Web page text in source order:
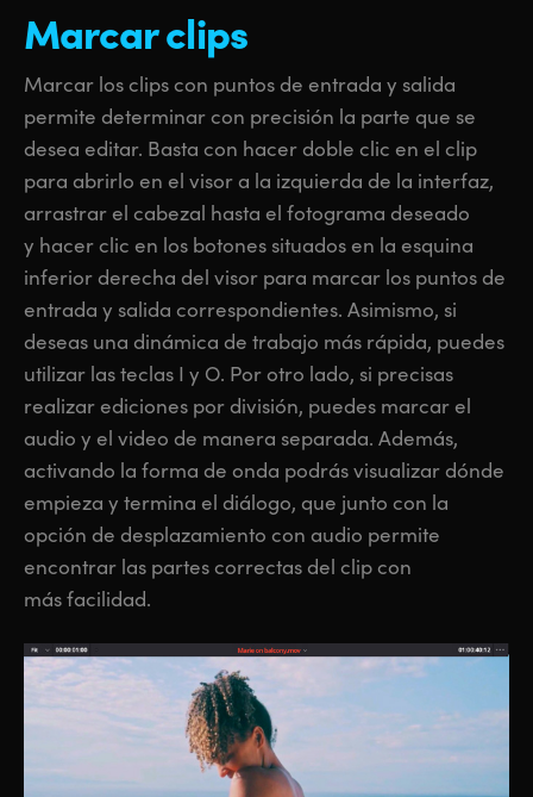
Marcar clips
Marcar los clips con puntos de entrada y salida
permite determinar con precisión la parte que se
desea editar. Basta con hacer doble clic en el clip
para abrirlo en el visor a la izquierda de la interfaz,
arrastrar el cabezal hasta el fotograma deseado
y hacer clic en los botones situados en la esquina
inferior derecha del visor para marcar los puntos de
entrada y salida correspondientes. Asimismo, si
deseas una dinámica de trabajo más rápida, puedes
utilizar las teclas I y O. Por otro lado, si precisas
realizar ediciones por división, puedes marcar el
audio y el video de manera separada. Además,
activando la forma de onda podrás visualizar dónde
empieza y termina el diálogo, que junto con la
opción de desplazamiento con audio permite
encontrar las partes correctas del clip con
más facilidad.